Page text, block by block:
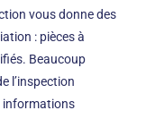
vous donne des
: pièces à
Beaucoup
l’inspection
informations